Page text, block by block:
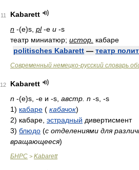
11
Kabarett
n -(e)s, pl-e и -s
театр миниатюр; истор. кабаре
politisches Kabarett — театр
Современный немецко-русский словарь
12
Kabarett
n -(e)s, -e и -s, австр. n -s, -s
1) кабаре ( кабачок)
2) кабаре, эстрадный дивертисмент
3) блюдо (с отделениями для
вращающееся)
БНРС > Kabarett